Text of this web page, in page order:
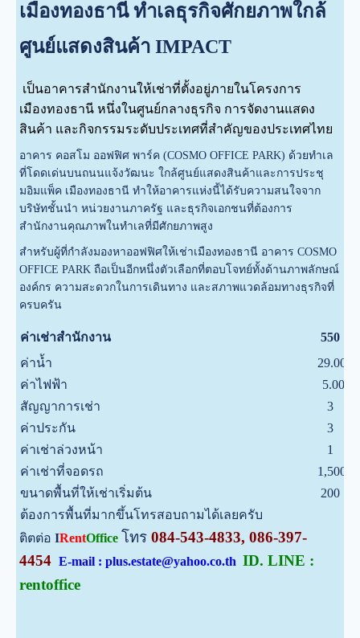
เมืองทองธานี ทำเลธุรกิจศักยภาพใกล้
ศูนย์แสดงสินค้า IMPACT
เป็นอาคารสำนักงานให้เช่าที่ตั้งอยู่ภายในโครงการ
เมืองทองธานี หนึ่งในศูนย์กลางธุรกิจ การจัดงานแสดง
สินค้า และกิจกรรมระดับประเทศที่สำคัญของประเทศไทย
อาคาร คอสโม ออฟฟิศ พาร์ค (COSMO OFFICE PARK) ด้วยทำเล
ที่โดดเด่นบนถนนแจ้งวัฒนะ ใกล้ศูนย์แสดงสินค้าและการประชุ
มอิมแพ็ค เมืองทองธานี ทำให้อาคารแห่งนี้ได้รับความสนใจจาก
บริษัทชั้นนำ หน่วยงานภาครัฐ และธุรกิจเอกชนที่ต้องการ
สำนักงานคุณภาพในทำเลที่มีศักยภาพสูง
สำหรับผู้ที่กำลังมองหาออฟฟิศให้เช่าเมืองทองธานี อาคาร COSMO
OFFICE PARK ถือเป็นอีกหนึ่งตัวเลือกที่ตอบโจทย์ทั้งด้านภาพลักษณ์
องค์กร ความสะดวกในการเดินทาง และสภาพแวดล้อมทางธุรกิจที่
ครบครัน
ค่าเช่าสำนักงาน 550
ค่าน้ำ 29.00
ค่าไฟฟ้า
5.00
สัญญาการเช่า
3
ค่าประกัน
3
ค่าเช่าล่วงหน้า
1
ค่าเช่าที่จอดรถ
1,500
ขนาดพื้นที่ให้เช่าเริ่มต้น
200
ต้องการพื้นที่มากขึ้นโทรสอบถามได้เลยครับ
ติตต่อ IRentOffice โทร 084-543-4833, 086-397-
4454 E-mail : plus.estate@yahoo.co.th ID. LINE :
rentoffice